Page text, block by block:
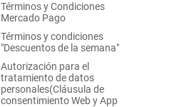
Términos y Condiciones
Mercado Pago
Términos y condiciones
"Descuentos de la semana"
Autorización para el
tratamiento de datos
personales(Cláusula de
consentimiento Web y App